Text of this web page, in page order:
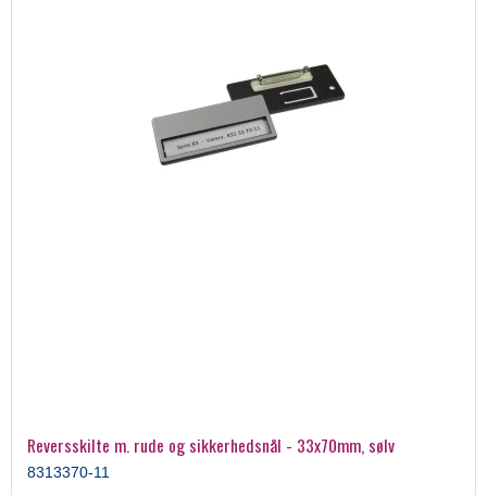
Reversskilte m. rude og sikkerhedsnål - 33x70mm, sølv
8313370-11